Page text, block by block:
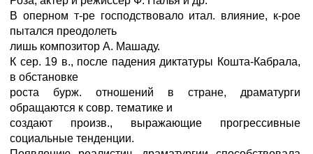
В оперном т-ре господствовало итал. влияние, к-рое
пытался преодолеть
лишь композитор А. Машаду.
К сер. 19 в., после падения диктатуры Кошта-Кабрала,
в обстановке
роста бурж. отношений в стране, драматурги
обращаются к совр. тематике и
создают произв., выражающие прогрессивные
социальные тенденции.